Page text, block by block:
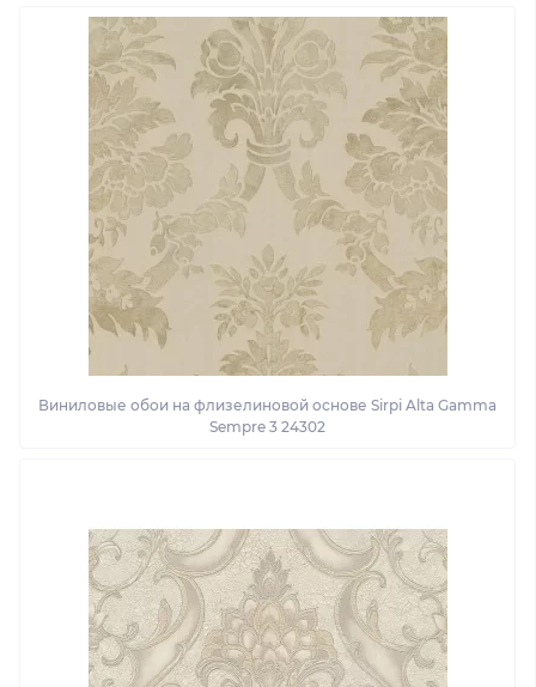
Виниловые обои на флизелиновой основе Sirpi Alta Gamma
Sempre 3 24302